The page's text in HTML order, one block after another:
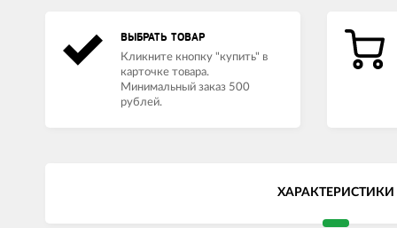
ВЫБРАТЬ ТОВАР
Кликните кнопку "купить" в
карточке товара.
Минимальный заказ 500
рублей.
ХАРАКТЕРИСТИКИ